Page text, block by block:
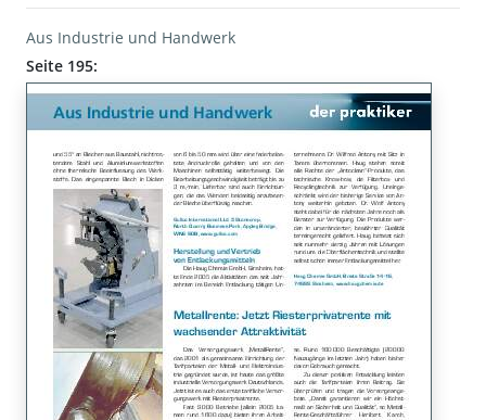
Aus Industrie und Handwerk
Seite 195: